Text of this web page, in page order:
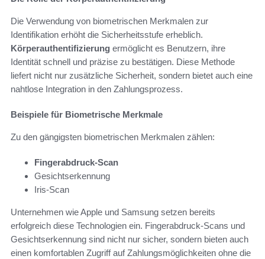
Die Verwendung von biometrischen Merkmalen zur
Identifikation erhöht die Sicherheitsstufe erheblich.
Körperauthentifizierung ermöglicht es Benutzern, ihre
Identität schnell und präzise zu bestätigen. Diese Methode
liefert nicht nur zusätzliche Sicherheit, sondern bietet auch eine
nahtlose Integration in den Zahlungsprozess.
Beispiele für Biometrische Merkmale
Zu den gängigsten biometrischen Merkmalen zählen:
Fingerabdruck-Scan
Gesichtserkennung
Iris-Scan
Unternehmen wie Apple und Samsung setzen bereits
erfolgreich diese Technologien ein. Fingerabdruck-Scans und
Gesichtserkennung sind nicht nur sicher, sondern bieten auch
einen komfortablen Zugriff auf Zahlungsmöglichkeiten ohne die